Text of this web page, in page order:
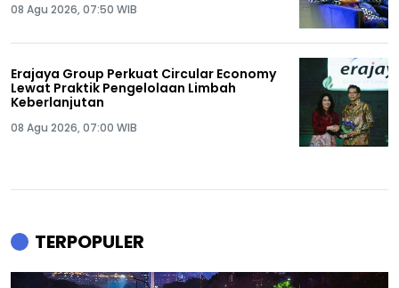
08 Agu 2026, 07:50 WIB
Erajaya Group Perkuat Circular Economy
Lewat Praktik Pengelolaan Limbah
Keberlanjutan
08 Agu 2026, 07:00 WIB
TERPOPULER